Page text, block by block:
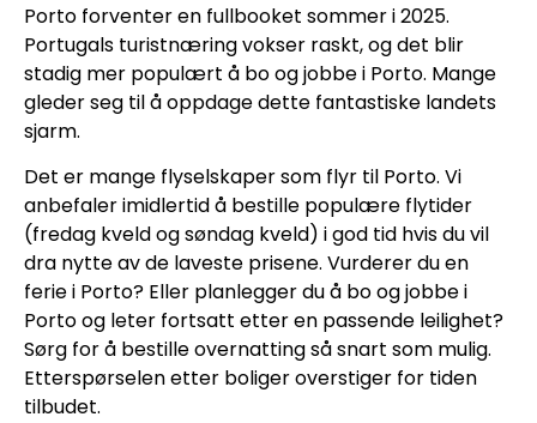
Porto forventer en fullbooket sommer i 2025.
Portugals turistnæring vokser raskt, og det blir
stadig mer populært å bo og jobbe i Porto. Mange
gleder seg til å oppdage dette fantastiske landets
sjarm.
Det er mange flyselskaper som flyr til Porto. Vi
anbefaler imidlertid å bestille populære flytider
(fredag kveld og søndag kveld) i god tid hvis du vil
dra nytte av de laveste prisene. Vurderer du en
ferie i Porto? Eller planlegger du å bo og jobbe i
Porto og leter fortsatt etter en passende leilighet?
Sørg for å bestille overnatting så snart som mulig.
Etterspørselen etter boliger overstiger for tiden
tilbudet.